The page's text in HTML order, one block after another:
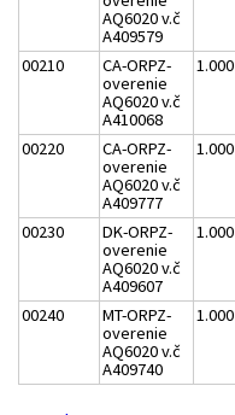
AQ6020 v.č
A409579
00210
CA-ORPZ-
overenie
AQ6020 v.č
A410068
1.000
00220
CA-ORPZ-
overenie
AQ6020 v.č
A409777
1.000
00230
DK-ORPZ-
overenie
AQ6020 v.č
A409607
1.000
00240
MT-ORPZ-
overenie
AQ6020 v.č
A409740
1.000